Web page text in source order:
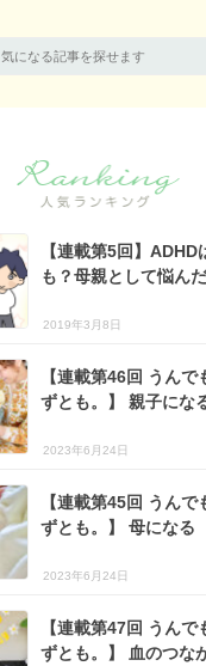
【連載第5回】ADHD
も？母親として悩ん
2019年3月8日
【連載第46回 うんで
ずとも。】 親子にな
2023年6月24日
【連載第45回 うんで
ずとも。】 母になる
2023年6月24日
【連載第47回 うんで
ずとも。】 血のつな